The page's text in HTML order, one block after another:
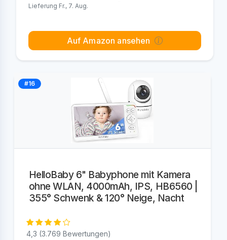
Lieferung Fr., 7. Aug.
Auf Amazon ansehen
#16
HelloBaby 6" Babyphone mit Kamera
ohne WLAN, 4000mAh, IPS, HB6560 |
355° Schwenk & 120° Neige, Nacht
4,3 (3.769 Bewertungen)